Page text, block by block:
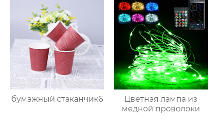
бумажный стаканчик6
Цветная лампа из
медной проволоки